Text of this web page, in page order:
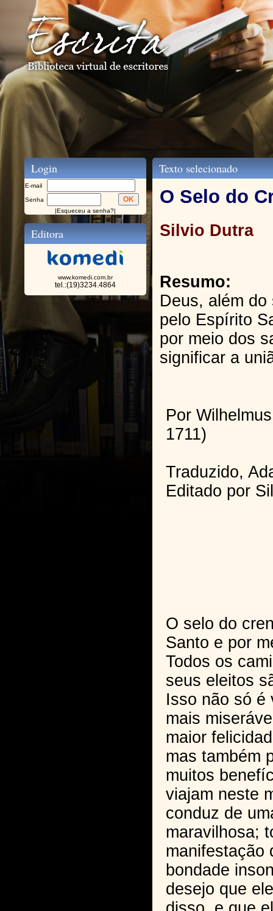
Login
E-mail
Senha
|Esqueceu a senha?|
Editora
www.komedi.com.br
tel.:(19)3234.4864
Texto selecionado
O Selo do
Silvio Dutra
Resumo:
Deus, além
pelo Espírito
por meio dos
significar a
Por
1711)
Traduzido,
Editado por
O selo do
Santo e por
Todos os
seus eleitos
Isso não só é
mais
maior
mas também
muitos
viajam neste
conduz de
maravilhosa;
manifestação
bondade
desejo que